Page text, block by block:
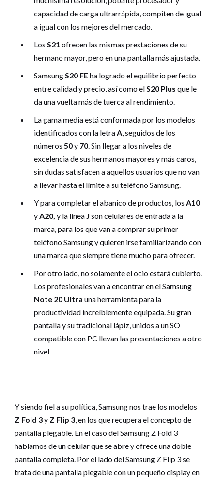
capacidad de carga ultrarrápida, compiten de igual
a igual con los mejores del mercado.
Los S21 ofrecen las mismas prestaciones de su
hermano mayor, pero en una pantalla más ajustada.
SamsungS20 FEha logrado el equilibrio perfecto
entre calidad y precio, así como elS20 Plus que le
da una vuelta más de tuerca al rendimiento.
La gama media está conformada por los modelos
identificados con la letraA, seguidos de los
números 50y 70. Sin llegar a los niveles de
excelencia de sus hermanos mayores y más caros,
sin dudas satisfacen a aquellos usuarios que no van
a llevar hasta el límite a su teléfono Samsung.
Y para completar el abanico de productos, los A10
yA20, y la línea J son celulares de entrada a la
marca, para los que van a comprar su primer
teléfono Samsung y quieren irse familiarizando con
una marca que siempre tiene mucho para ofrecer.
Por otro lado, no solamente el ocio estará cubierto.
Los profesionales van a encontrar en el Samsung
Note 20 Ultra una herramienta para la
productividad increíblemente equipada. Su gran
pantalla y su tradicional lápiz, unidos a un SO
compatible con PC llevan las presentaciones a otro
nivel.
Y siendo fiel a su política, Samsung nos trae los modelos
Z Fold 3y Z Flip 3, en los que recupera el concepto de
pantalla plegable. En el caso del Samsung Z Fold 3
hablamos de un celular que se abre y ofrece una doble
pantalla completa. Por el lado del Samsung Z Flip 3 se
trata de una pantalla plegable con un pequeño display en